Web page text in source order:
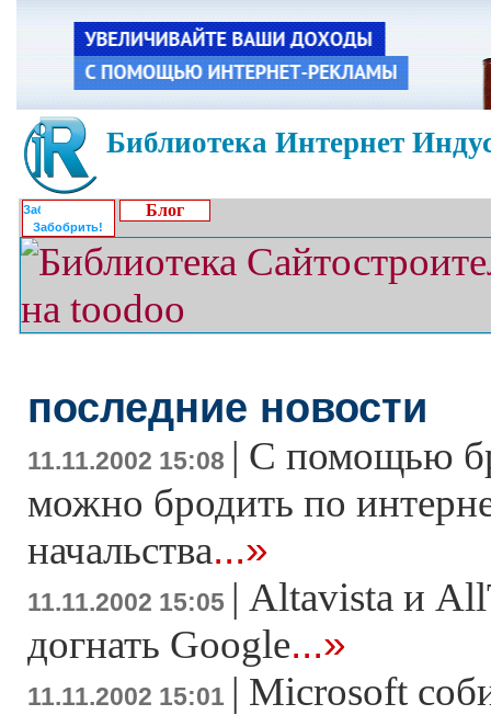
Библиотека Интернет
Забобрить!
Блог
последние новости
11.11.2002 15:08 | С помощью
можно бродить по
начальства...»
11.11.2002 15:05 | Altavista и
догнать Google...»
11.11.2002 15:01 | Microsoft